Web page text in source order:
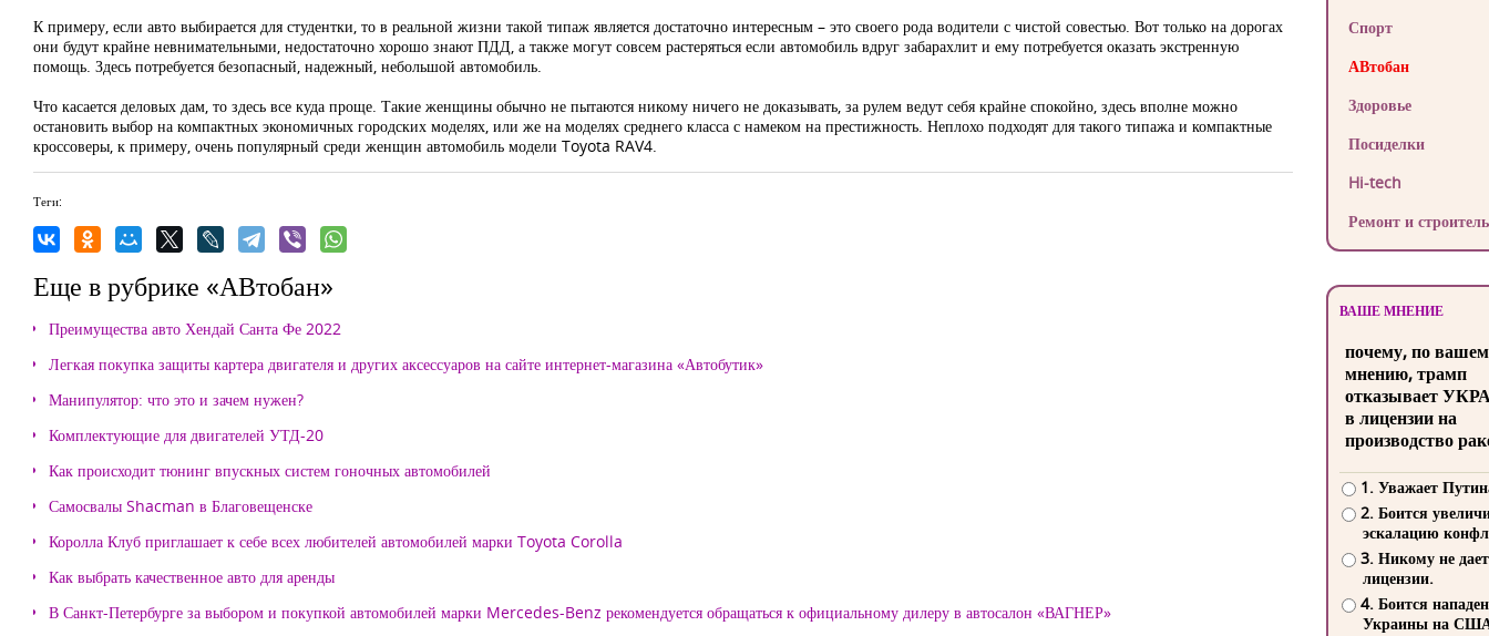
К примеру, если авто выбирается для студентки, то в реальной жизни такой типаж является достаточно интересным – это своего рода водители с чистой совестью. Вот только на дорогах
они будут крайне невнимательными, недостаточно хорошо знают ПДД, а также могут совсем растеряться если автомобиль вдруг забарахлит и ему потребуется оказать экстренную
помощь. Здесь потребуется безопасный, надежный, небольшой автомобиль.
Что касается деловых дам, то здесь все куда проще. Такие женщины обычно не пытаются никому ничего не доказывать, за рулем ведут себя крайне спокойно, здесь вполне можно
остановить выбор на компактных экономичных городских моделях, или же на моделях среднего класса с намеком на престижность. Неплохо подходят для такого типажа и компактные
кроссоверы, к примеру, очень популярный среди женщин автомобиль модели Toyota RAV4.
Теги:
Еще в рубрике «АВтобан»
Преимущества авто Хендай Санта Фе 2022
Легкая покупка защиты картера двигателя и других аксессуаров на сайте интернет-магазина «Автобутик»
Манипулятор: что это и зачем нужен?
Комплектующие для двигателей УТД-20
Как происходит тюнинг впускных систем гоночных автомобилей
Самосвалы Shacman в Благовещенске
Королла Клуб приглашает к себе всех любителей автомобилей марки Toyota Corolla
Как выбрать качественное авто для аренды
В Санкт-Петербурге за выбором и покупкой автомобилей марки Mercedes-Benz рекомендуется обращаться к официальному дилеру в автосалон «ВАГНЕР»
Спорт
АВтобан
Здоровье
Посиделки
Hi-tech
Ремонт и
ВАШЕ МНЕНИЕ
почему, по
мнению, трамп
отказывает
в лицензии на
производство
1. Уважает
2. Боится
эскалацию
3. Никому не
лицензии.
4. Боится
Украины на